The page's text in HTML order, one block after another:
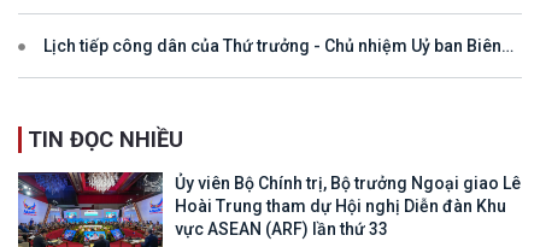
Lịch tiếp công dân của Thứ trưởng - Chủ nhiệm Uỷ ban Biên
TIN ĐỌC NHIỀU
Ủy viên Bộ Chính trị, Bộ trưởng Ngoại giao Lê
Hoài Trung tham dự Hội nghị Diễn đàn Khu
vực ASEAN (ARF) lần thứ 33